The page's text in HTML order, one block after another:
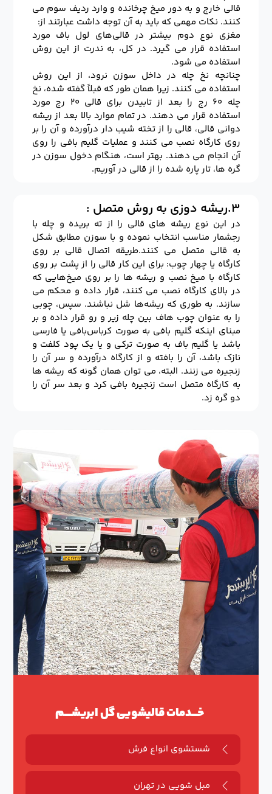
قالی خارج و به دور میخ چرخانده و وارد ردیف سوم می
کنند. نکات مهمی که باید به آن توجه داشت عبارتند از:
مغزی نوع دوم بیشتر در قالی‌های لول باف مورد
استفاده قرار می گیرد. در کل، به ندرت از این روش
استفاده می شود.
چنانچه نخ چله در داخل سوزن نرود، از این روش
استفاده می کنند. زیرا همان طور که قبلاً گفته شده، نخ
چله ۶۰ رج را بعد از تابیدن برای قالی ۲۰ رج مورد
استفاده قرار می دهند. در تمام موارد بالا بعد از ریشه
دوانی قالی، قالی را از تخته شیب دار درآورده و آن را بر
روی کارگاه نصب می کنند و عملیات گلیم بافی را روی
آن انجام می دهند. بهتر است، هنگام دخول سوزن در
گره ها، تار پاره شده را از قالی در آوریم.
۳.ریشه دوزی به روش متصل :
در این نوع ریشه های قالی را از ته بریده و چله با
رجشمار مناسب انتخاب نموده و با سوزن مطابق شکل
به قالی متصل می کنند.طریقه اتصال قالی بر روی
کارگاه یا چهار چوب: برای این کار قالی را از پشت بر روی
کارگاه با میخ نصب و ریشه ها را بر روی میخ‌هایی که
در بالای کارگاه نصب می کنند، قرار داده و محکم می
سازند. به طوری که ریشه‌ها شل نباشند. سپس، چوبی
را به عنوان چوب هاف بین چله زیر و رو قرار داده و بر
مبنای اینکه گلیم بافی به صورت کرباس‌بافی یا فارسی
باشد یا گلیم باف به صورت ترکی و یا یک پود کلفت و
نازک باشد، آن را بافته و از کارگاه درآورده و سر آن را
زنجیره می زنند. البته، می توان همان گونه که ریشه ها
به کارگاه متصل است زنجیره بافی کرد و بعد سر آن را
دو گره زد.
خـــدمات قالیشویی گل ابریشــــم
شستشوی انواع فرش
مبل شویی در تهران